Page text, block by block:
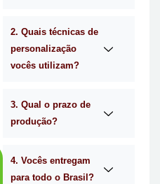
2. Quais técnicas de
personalização
vocês utilizam?
3. Qual o prazo de
produção?
4. Vocês entregam
para todo o Brasil?